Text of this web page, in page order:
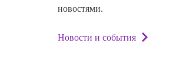
новостями.
Новости и события